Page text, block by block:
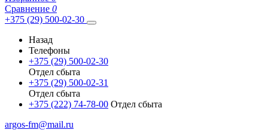
Сравнение 0
+375 (29) 500-02-30
Назад
Телефоны
+375 (29) 500-02-30
Отдел сбыта
+375 (29) 500-02-31
Отдел сбыта
+375 (222) 74-78-00 Отдел сбыта
argos-fm@mail.ru